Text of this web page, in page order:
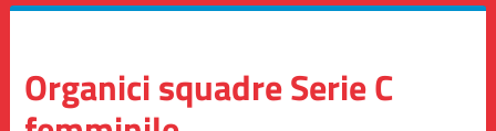
Organici squadre Serie C